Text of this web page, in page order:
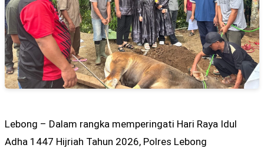
Lebong – Dalam rangka memperingati Hari Raya Idul
Adha 1447 Hijriah Tahun 2026, Polres Lebong